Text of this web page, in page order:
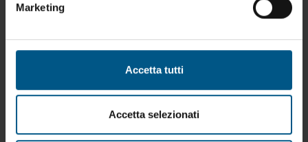
Marketing
Accetta tutti
Accetta selezionati
lavorazione di grandi strutture. PROGETTATI E
SECONDO LE VS. NECESSITA’